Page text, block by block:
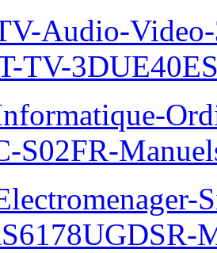
Audio-
TV-
S02FR-